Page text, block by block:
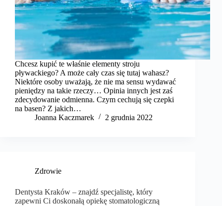
Chcesz kupić te właśnie elementy stroju
pływackiego? A może cały czas się tutaj wahasz?
Niektóre osoby uważają, że nie ma sensu wydawać
pieniędzy na takie rzeczy… Opinia innych jest zaś
zdecydowanie odmienna. Czym cechują się czepki
na basen? Z jakich…
Joanna Kaczmarek
2 grudnia 2022
Zdrowie
Dentysta Kraków – znajdź specjalistę, który
zapewni Ci doskonałą opiekę stomatologiczną